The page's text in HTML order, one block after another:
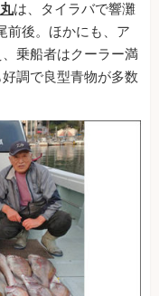
は、タイラバで響灘
前後。ほかにも、ア
乗船者はクーラー満
調で良型青物が多数